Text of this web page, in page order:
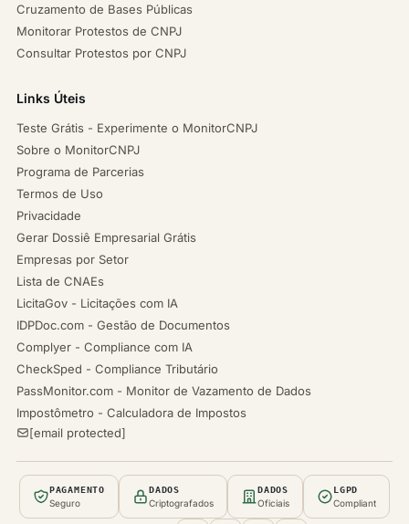
Cruzamento de Bases Públicas
Monitorar Protestos de CNPJ
Consultar Protestos por CNPJ
Links Úteis
Teste Grátis - Experimente o MonitorCNPJ
Sobre o MonitorCNPJ
Programa de Parcerias
Termos de Uso
Privacidade
Gerar Dossiê Empresarial Grátis
Empresas por Setor
Lista de CNAEs
LicitaGov - Licitações com IA
IDPDoc.com - Gestão de Documentos
Complyer - Compliance com IA
CheckSped - Compliance Tributário
PassMonitor.com - Monitor de Vazamento de Dados
Impostômetro - Calculadora de Impostos
[email protected]
PAGAMENTO
Seguro
DADOS
Criptografados
DADOS
Oficiais
LGPD
Compliant